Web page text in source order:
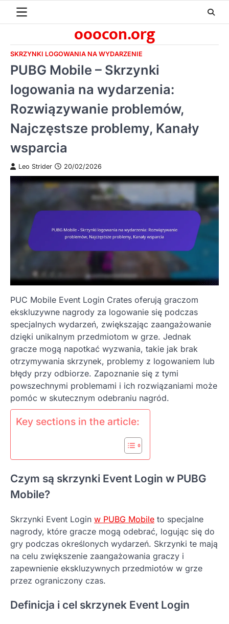
ooocon.org
SKRZYNKI LOGOWANIA NA WYDARZENIE
PUBG Mobile – Skrzynki
logowania na wydarzenia:
Rozwiązywanie problemów,
Najczęstsze problemy, Kanały
wsparcia
Leo Strider 20/02/2026
PUC Mobile Event Login Crates oferują graczom
ekskluzywne nagrody za logowanie się podczas
specjalnych wydarzeń, zwiększając zaangażowanie
dzięki unikalnym przedmiotom w grze. Jednak
gracze mogą napotkać wyzwania, takie jak brak
otrzymywania skrzynek, problemy z logowaniem lub
błędy przy odbiorze. Zapoznanie się z tymi
powszechnymi problemami i ich rozwiązaniami może
pomóc w skutecznym odebraniu nagród.
Key sections in the article:
Czym są skrzynki Event Login w PUBG
Mobile?
Skrzynki Event Login w PUBG Mobile to specjalne
nagrody, które gracze mogą odebrać, logując się do
gry podczas określonych wydarzeń. Skrzynki te mają
na celu zwiększenie zaangażowania graczy i
zapewnienie ekskluzywnych przedmiotów w grze
przez ograniczony czas.
Definicja i cel skrzynek Event Login